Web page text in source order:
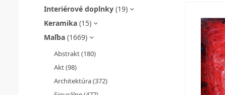
Interiérové doplnky (19)
Keramika (15)
Maľba (1669)
Abstrakt(180)
Akt(98)
Architektúra(372)